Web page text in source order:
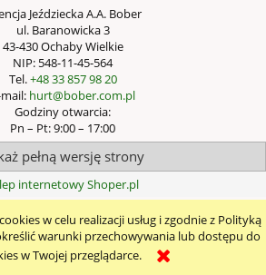
w celu realizacji usług i zgodnie z Polityką
warunki przechowywania lub dostępu do
w Twojej przeglądarce.
Jeździecka A.A. Bober
ul. Baranowicka 3
43-430 Ochaby Wielkie
NIP: 548-11-45-564
Tel.+48 33 857 98 20
hurt@bober.com.pl
Godziny otwarcia:
Pn – Pt: 9:00 – 17:00
pełną wersję strony
internetowy Shoper.pl